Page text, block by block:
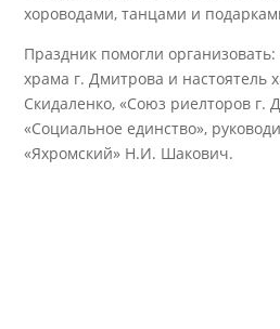
хороводами, танцами и
Праздник помогли
храма г. Дмитрова и настоятель
Скидаленко, «Союз риелторов г.
«Социальное единство»,
«Яхромский» Н.И. Шакович.